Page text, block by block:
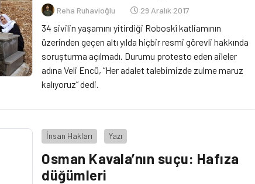
Reha Ruhavioğlu 29 Aralık 2017
34 sivilin yaşamını yitirdiği Roboskî katliamının
üzerinden geçen altı yılda hiçbir resmi görevli hakkında
soruşturma açılmadı. Durumu protesto eden aileler
adına Veli Encü, “Her adalet talebimizde zulme maruz
kalıyoruz” dedi.
İnsan Hakları Yazı
Osman Kavala’nın suçu: Hafıza
düğümleri